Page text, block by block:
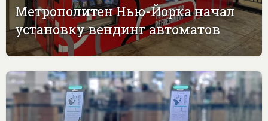
Метрополитен Нью-Йорка начал
установку вендинг автоматов